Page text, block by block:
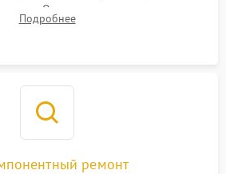
Очистка оптических элементов
и грибка спецрастворами без
Подробнее
ремонт